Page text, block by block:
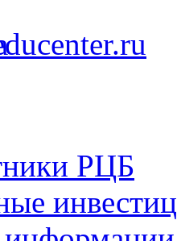
РЦБ